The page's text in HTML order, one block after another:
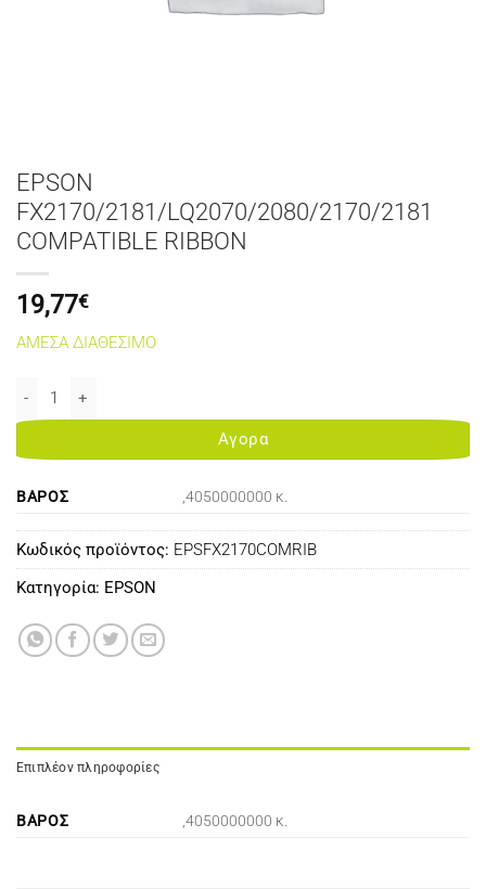
EPSON
FX2170/2181/LQ2070/2080/2170/2181
COMPATIBLE RIBBON
19,77€
ΑΜΕΣΑ ΔΙΑΘΕΣΙΜΟ
EPSON FX2170/2181/LQ2070/2080/2170/2181 COMPATIBLE
Αγορα
ΒΆΡΟΣ ,4050000000 κ.
Κωδικός προϊόντος: EPSFX2170COMRIB
Κατηγορία: EPSON
Επιπλέον πληροφορίες
ΒΆΡΟΣ ,4050000000 κ.